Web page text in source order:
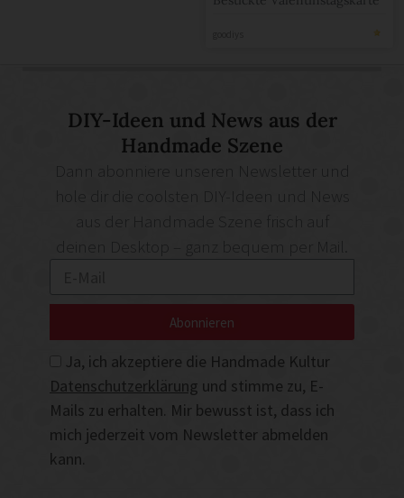
DIY-Ideen und News aus der
Handmade Szene
deinen Desktop – ganz bequem per Mail.
Ja, ich akzeptiere die Handmade Kultur
Datenschutzerklärung und stimme zu, E-
Mails zu erhalten. Mir bewusst ist, dass ich
mich jederzeit vom Newsletter abmelden
kann.
Abonnieren